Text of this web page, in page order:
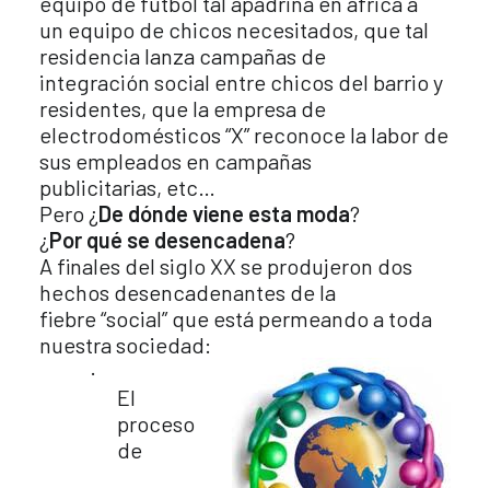
un equipo de chicos necesitados, que tal
residencia lanza campañas de
integración social entre chicos del barrio y
residentes, que la empresa de
electrodomésticos “X” reconoce la labor de
sus empleados en campañas
publicitarias, etc…
Pero ¿De dónde viene esta moda?
¿Por qué se desencadena?
A finales del siglo XX se produjeron dos
hechos desencadenantes de la
fiebre “social” que está permeando a toda
nuestra sociedad:
·
El
proceso
de